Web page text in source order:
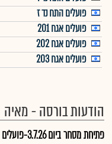
פועלים התח נד ז
פועלים אגח 201
פועלים אגח 202
פועלים אגח 203
הודעות בורסה - מאיה
פתיחת מסחר ביום 3.7.26-פועלים אגח 106